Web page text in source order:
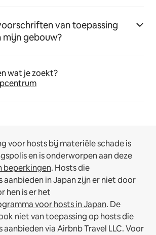
van toepassing
mijn gebouw?
wat je zoekt?
voor hosts bij materiële schade is
en is onderworpen aan deze
beperkingen. Hosts die
in Japan zijn er niet door
hen is er het
voor hosts in Japan. De
niet van toepassing op hosts die
via Airbnb Travel LLC.Voor